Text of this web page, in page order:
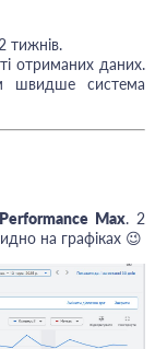
тижнів.
отриманих даних.
швидше система
Max. 2
на графіках 😉